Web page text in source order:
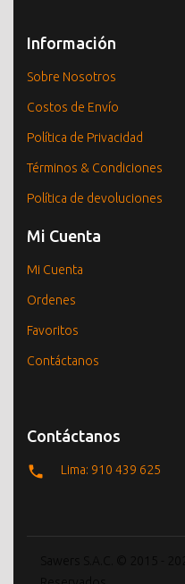
Información
Sobre Nosotros
Costos de Envío
Política de Privacidad
Términos & Condiciones
Política de devoluciones
Mi Cuenta
Mi Cuenta
Ordenes
Favoritos
Contáctanos
Contáctanos
Lima: 910 439 625